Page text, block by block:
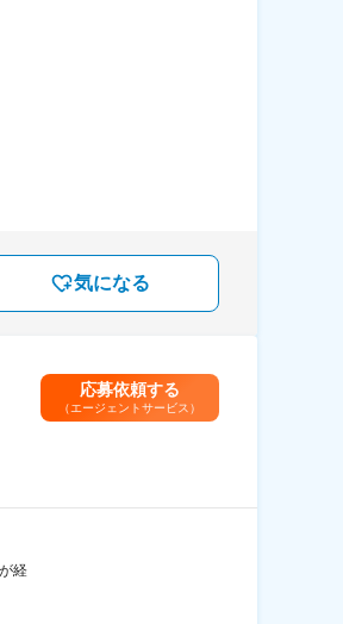
気になる
応募依頼する
（エージェントサービス）
経